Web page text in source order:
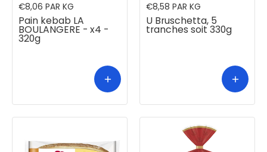
Pain kebab LA
BOULANGERE - x4 -
320g
€8,06 PAR KG
U Bruschetta, 5
tranches soit 330g
€8,58 PAR KG